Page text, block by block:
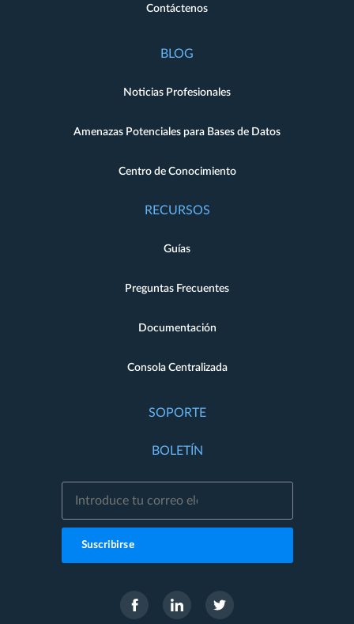
Contáctenos
BLOG
Noticias Profesionales
Amenazas Potenciales para Bases de Datos
Centro de Conocimiento
RECURSOS
Guías
Preguntas Frecuentes
Documentación
Consola Centralizada
SOPORTE
BOLETÍN
Suscribirse